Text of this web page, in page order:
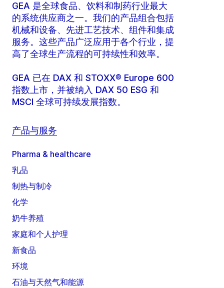
GEA 是全球食品、饮料和制药行业最大
的系统供应商之一。我们的产品组合包括
机械和设备、先进工艺技术、组件和集成
服务。这些产品广泛应用于各个行业，提
高了全球生产流程的可持续性和效率。
GEA 已在 DAX 和 STOXX® Europe 600
指数上市，并被纳入 DAX 50 ESG 和
MSCI 全球可持续发展指数。
产品与服务
Pharma & healthcare
乳品
制热与制冷
化学
奶牛养殖
家庭和个人护理
新食品
环境
石油与天然气和能源